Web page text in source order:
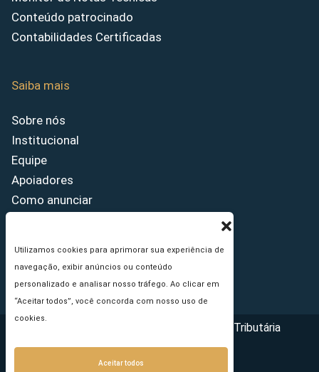
Utilizamos cookies para aprimorar sua experiência de
navegação, exibir anúncios ou conteúdo
personalizado e analisar nosso tráfego. Ao clicar em
“Aceitar todos”, você concorda com nosso uso de
cookies.
Aceitar todos
Conteúdo patrocinado
Contabilidades Certificadas
Saiba mais
Sobre nós
Institucional
Equipe
Apoiadores
Como anunciar
Princípios Editoriais
Copyright © 2026 - Portal da Reforma Tributária